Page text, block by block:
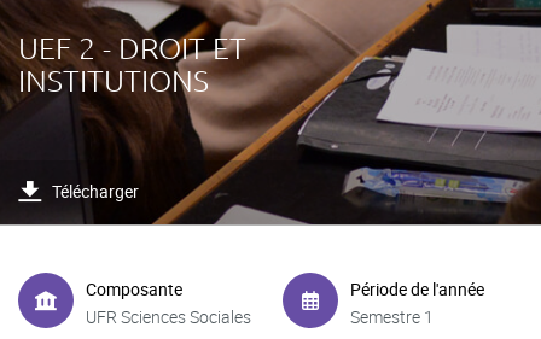
UEF 2 - DROIT ET
INSTITUTIONS
Télécharger
Composante
UFR Sciences Sociales
Période de l'année
Semestre 1